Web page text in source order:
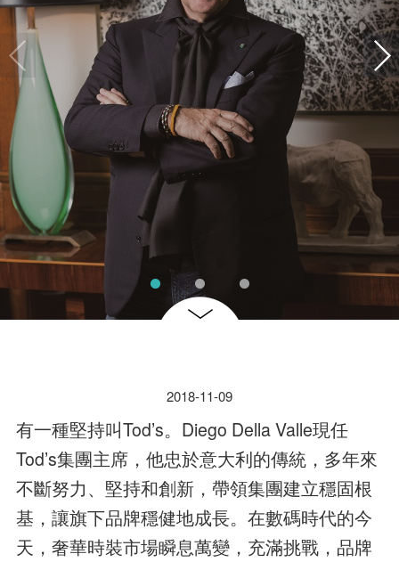
2018-11-09
有一種堅持叫Tod’s。Diego Della Valle現任
Tod’s集團主席，他忠於意大利的傳統，多年來
不斷努力、堅持和創新，帶領集團建立穩固根
基，讓旗下品牌穩健地成長。在數碼時代的今
天，奢華時裝市場瞬息萬變，充滿挑戰，品牌